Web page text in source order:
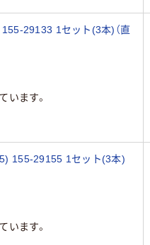
29133 1セット(3本)（直
います。
155-29155 1セット(3本)
います。